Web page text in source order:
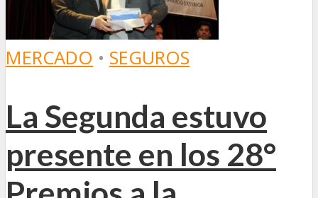
MERCADO • SEGUROS
La Segunda estuvo
presente en los 28°